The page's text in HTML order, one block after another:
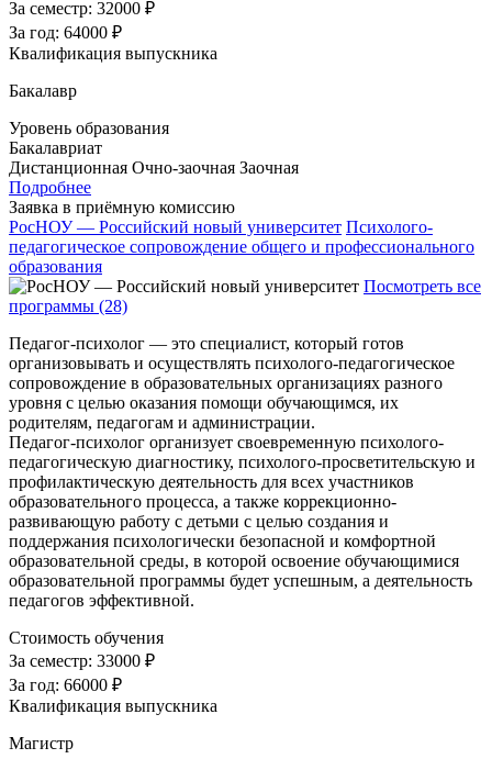
За семестр: 32000 ₽
За год: 64000 ₽
Квалификация выпускника
Бакалавр
Уровень образования
Бакалавриат
Дистанционная Очно-заочная Заочная
Подробнее
Заявка в приёмную комиссию
РосНОУ — Российский новый университет Психолого-
педагогическое сопровождение общего и профессионального
образования
Посмотреть все
программы (28)
Педагог-психолог — это специалист, который готов
организовывать и осуществлять психолого-педагогическое
сопровождение в образовательных организациях разного
уровня с целью оказания помощи обучающимся, их
родителям, педагогам и администрации.
Педагог-психолог организует своевременную психолого-
педагогическую диагностику, психолого-просветительскую и
профилактическую деятельность для всех участников
образовательного процесса, а также коррекционно-
развивающую работу с детьми с целью создания и
поддержания психологически безопасной и комфортной
образовательной среды, в которой освоение обучающимися
образовательной программы будет успешным, а деятельность
педагогов эффективной.
Стоимость обучения
За семестр: 33000 ₽
За год: 66000 ₽
Квалификация выпускника
Магистр